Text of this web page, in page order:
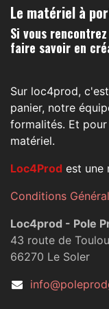
Le matériel à
Si vous
faire savoir en
Sur loc4prod,
panier, notre
formalités. Et
matériel.
Loc4Prod est une
Conditions
Loc4prod - Pole
43 route de
66270 Le Soler